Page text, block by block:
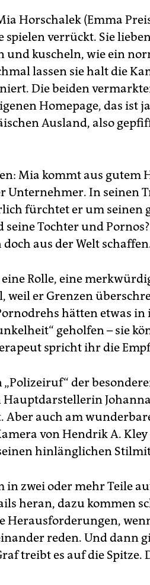
Horschalek (Emma
verrückt. Sie
und kuscheln, wie ein
lassen sie halt die
Die beiden
Homepage, das ist
Ausland, also
Mia kommt aus gutem
Unternehmer. In seinen
fürchtet er um seinen
seine Tochter und
aus der Welt
Rolle, eine
weil er Grenzen
hätten etwas in
geholfen – sie
spricht ihr die
der
Hauptdarstellerin
Aber auch am
von Hendrik A.
hinlänglichen
zwei oder mehr Teile
heran, dazu kommen
Herausforderungen,
reden. Und dann
treibt es auf die Spitze.